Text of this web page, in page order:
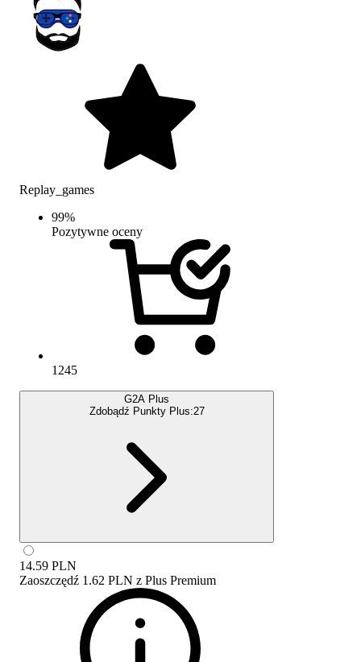
Replay_games
99%
Pozytywne oceny
1245
G2A Plus
Zdobądź Punkty Plus:27
14.59 PLN
Zaoszczędź 1.62 PLN z Plus Premium